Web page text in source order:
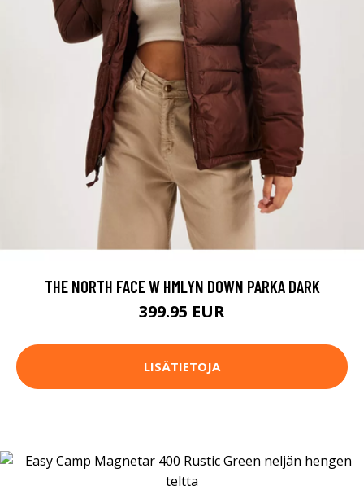
THE NORTH FACE W HMLYN DOWN PARKA DARK
399.95 EUR
LISÄTIETOJA